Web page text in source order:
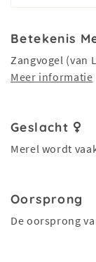
Betekenis
Zangvogel (van
Meer informatie
Geslacht
Merel wordt
Oorsprong
De oorsprong